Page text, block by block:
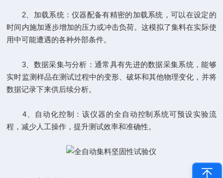
2、加载系统：仪器配备有精密的加载系统，可以在设定的
时间内施加逐步增加的压力或冲击负荷。这模拟了集料在实际使
用中可能遭遇的各种外部条件。
3、数据采集与分析：通常具有先进的数据采集系统，能够
实时监测样品在测试过程中的变形、破坏和其他物理变化，并将
数据记录下来供后续分析。
4、自动化控制：该仪器的全自动控制系统可预设实验流
程，减少人工操作，提升测试效率和准确性。